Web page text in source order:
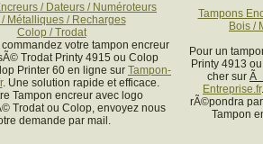
/ Dateurs / Numéroteurs
/ Métalliques / Recharges
Colop / Trodat
commandez votre tampon encreur
Trodat Printy 4915 ou Colop
Printer 60 en ligne sur Tampon-
. Une solution rapide et efficace.
Tampon encreur avec logo
Trodat ou Colop, envoyez nous
demande par mail.
Tampons
Bois /
Pour un
Printy 4913
cher sur Ã
Entreprise.fr
rÃ©pondra
Tampon